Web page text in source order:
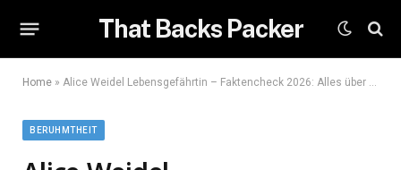
That Backs Packer
Home » Alice Weidel Lebensgefährtin – Faktencheck 2026: Alles über Sarah Bossard, Kinder, Familie, Schweiz, Herkunft, Privatleben und die Beziehung der AfD-Politikerin
BERUHMTHEIT